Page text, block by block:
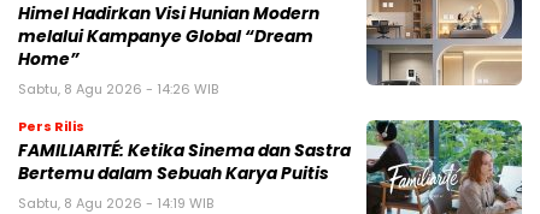
Himel Hadirkan Visi Hunian Modern
melalui Kampanye Global “Dream
Home”
Sabtu, 8 Agu 2026 - 14:26 WIB
Pers Rilis
FAMILIARITÉ: Ketika Sinema dan Sastra
Bertemu dalam Sebuah Karya Puitis
Sabtu, 8 Agu 2026 - 14:19 WIB